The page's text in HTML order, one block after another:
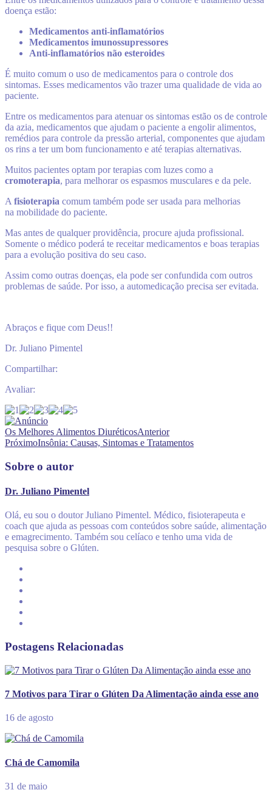
doença estão:
Medicamentos anti-inflamatórios
Medicamentos imunossupressores
Anti-inflamatórios não esteroides
É muito comum o uso de medicamentos para o controle dos
sintomas. Esses medicamentos vão trazer uma qualidade de vida ao
paciente.
Entre os medicamentos para atenuar os sintomas estão os de controle
da azia, medicamentos que ajudam o paciente a engolir alimentos,
remédios para controle da pressão arterial, componentes que ajudam
os rins a ter um bom funcionamento e até terapias alternativas.
Muitos pacientes optam por terapias com luzes como a
cromoterapia, para melhorar os espasmos musculares e da pele.
A fisioterapia comum também pode ser usada para melhorias
na mobilidade do paciente.
Mas antes de qualquer providência, procure ajuda profissional.
Somente o médico poderá te receitar medicamentos e boas terapias
para a evolução positiva do seu caso.
Assim como outras doenças, ela pode ser confundida com outros
problemas de saúde. Por isso, a automedicação precisa ser evitada.
Abraços e fique com Deus!!
Dr. Juliano Pimentel
Compartilhar:
Avaliar:
Os Melhores Alimentos DiuréticosAnterior
PróximoInsônia: Causas, Sintomas e Tratamentos
Sobre o autor
Dr. Juliano Pimentel
Olá, eu sou o doutor Juliano Pimentel. Médico, fisioterapeuta e
coach que ajuda as pessoas com conteúdos sobre saúde, alimentação
e emagrecimento. Também sou celíaco e tenho uma vida de
pesquisa sobre o Glúten.
Postagens Relacionadas
7 Motivos para Tirar o Glúten Da Alimentação ainda esse ano
16 de agosto
Chá de Camomila
31 de maio